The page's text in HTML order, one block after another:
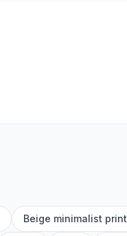
Beige minimalist print